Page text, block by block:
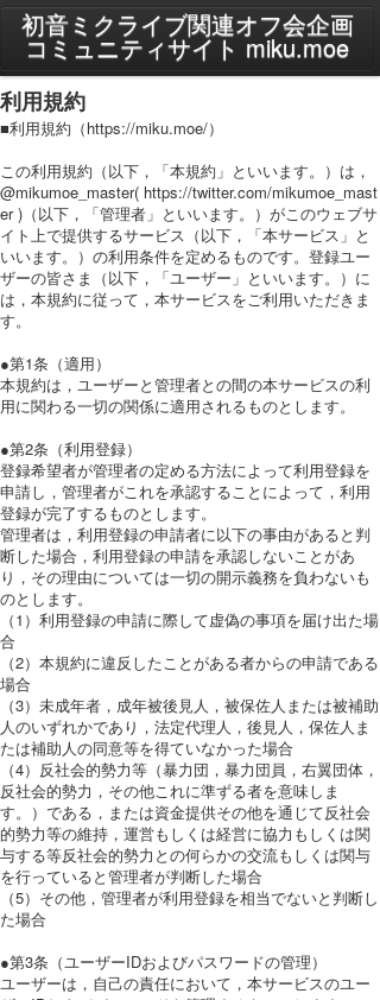
MENU
プライバシーポリシー
利用規約
PC表示に切り替え
初音ミクライブ関連オフ会企画
コミュニティサイト miku.moe
利用規約
■利用規約（https://miku.moe/）
この利用規約（以下，「本規約」といいます。）は，
@mikumoe_master( https://twitter.com/mikumoe_mast
er )（以下，「管理者」といいます。）がこのウェブサ
イト上で提供するサービス（以下，「本サービス」と
いいます。）の利用条件を定めるものです。登録ユー
ザーの皆さま（以下，「ユーザー」といいます。）に
は，本規約に従って，本サービスをご利用いただきま
す。
●第1条（適用）
本規約は，ユーザーと管理者との間の本サービスの利
用に関わる一切の関係に適用されるものとします。
●第2条（利用登録）
登録希望者が管理者の定める方法によって利用登録を
申請し，管理者がこれを承認することによって，利用
登録が完了するものとします。
管理者は，利用登録の申請者に以下の事由があると判
断した場合，利用登録の申請を承認しないことがあ
り，その理由については一切の開示義務を負わないも
のとします。
（1）利用登録の申請に際して虚偽の事項を届け出た場
合
（2）本規約に違反したことがある者からの申請である
場合
（3）未成年者，成年被後見人，被保佐人または被補助
人のいずれかであり，法定代理人，後見人，保佐人ま
たは補助人の同意等を得ていなかった場合
（4）反社会的勢力等（暴力団，暴力団員，右翼団体，
反社会的勢力，その他これに準ずる者を意味しま
す。）である，または資金提供その他を通じて反社会
的勢力等の維持，運営もしくは経営に協力もしくは関
与する等反社会的勢力との何らかの交流もしくは関与
を行っていると管理者が判断した場合
（5）その他，管理者が利用登録を相当でないと判断し
た場合
●第3条（ユーザーIDおよびパスワードの管理）
ユーザーは，自己の責任において，本サービスのユー